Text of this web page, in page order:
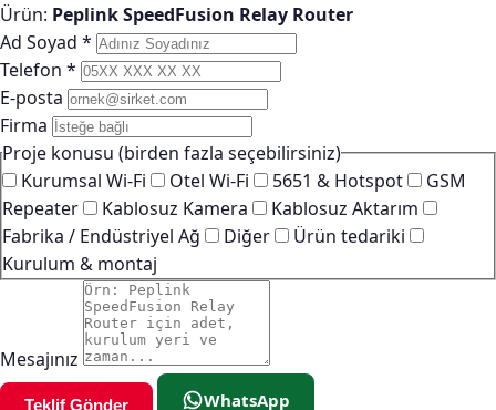
Ürün: Peplink SpeedFusion Relay Router
Ad Soyad *
Telefon *
E-posta
Firma
Proje konusu (birden fazla seçebilirsiniz)
Kurumsal Wi-Fi
Otel Wi-Fi 5651 & Hotspot
GSM
Repeater
Kablosuz Kamera
Kablosuz Aktarım
Fabrika / Endüstriyel Ağ
Diğer
Ürün tedariki
Kurulum & montaj
Mesajınız
Teklif Gönder WhatsApp